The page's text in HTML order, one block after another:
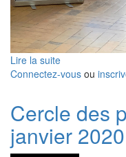
Lire la suite
Support
des
parents
Connectez-vous ou
Cercle des
janvier